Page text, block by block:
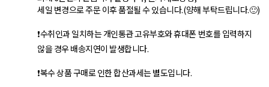
세일 변경으로 주문 이후 품절될 수 있습니다.(양해 부탁드립니다.🙂)
❗수취인과 일치하는 개인통관 고유부호와 휴대폰 번호를 입력하지
않을 경우 배송지연이 발생합니다.
❗복수 상품 구매로 인한 합산과세는 별도입니다.